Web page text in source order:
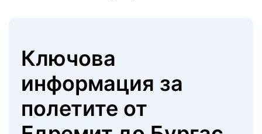
Ключова
информация за
полетите от